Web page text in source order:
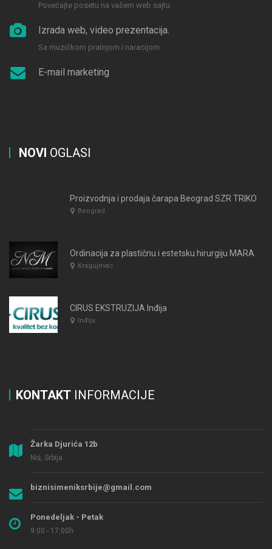
Povećajte posetu na vašem web sajtu.
Izrada web, video prezentacija.
Sa muzičkom pratnjom i naracijom.
E-mail marketing
NOVI OGLASI
Proizvodnja i prodaja čarapa Beograd SZR TRIKO
Beograd
Kragujevac
CIRUS EKSTRUZIJA Inđija
Inđija
KONTAKT INFORMACIJE
Žarka Djurića 12b
Niš, Srbija
biznisimeniksrbije@gmail.com
Ponedeljak - Petak
9:00 - 17:00h